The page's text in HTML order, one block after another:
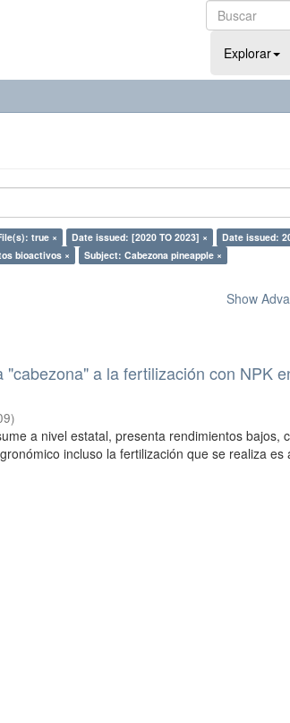
Explorar
true × Date issued: [2020 TO 2023] ×
Date issued:
bioactivos ×
Subject: Cabezona pineapple ×
Show
a la fertilización con NPK
)
a nivel estatal, presenta rendimientos bajos,
incluso la fertilización que se realiza es